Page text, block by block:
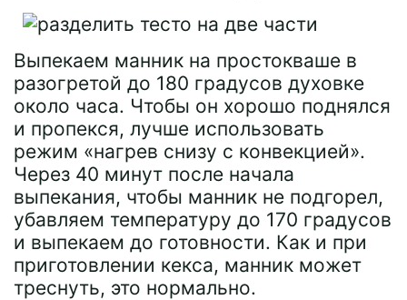
Выпекаем манник на простокваше в
разогретой до 180 градусов духовке
около часа. Чтобы он хорошо поднялся
и пропекся, лучше использовать
режим «нагрев снизу с конвекцией».
Через 40 минут после начала
выпекания, чтобы манник не подгорел,
убавляем температуру до 170 градусов
и выпекаем до готовности. Как и при
приготовлении кекса, манник может
треснуть, это нормально.